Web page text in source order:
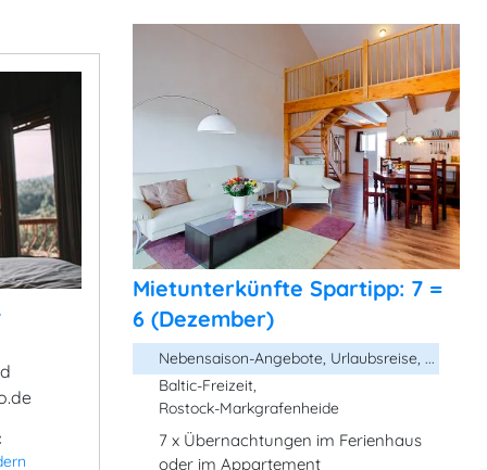
Mietunterkünfte Spartipp: 7 =
6 (Dezember)
Nebensaison-Angebote, Urlaubsreise, ...
Baltic-Freizeit,
Rostock-Markgrafenheide
7 x Übernachtungen im Ferienhaus
oder im Appartement